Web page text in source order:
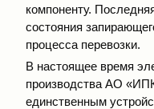
компоненту.
состояния
процесса перевозки.
В настоящее время
производства АО
единственным